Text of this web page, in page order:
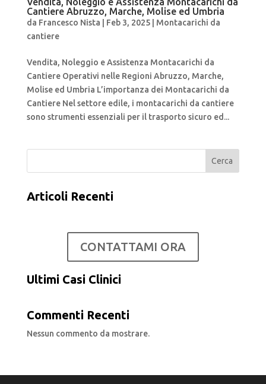
Cantiere Abruzzo, Marche, Molise ed Umbria
da Francesco Nista Feb 3, 2025| Montacarichi da
cantiere
Vendita, Noleggio e Assistenza Montacarichi da
Cantiere Operativi nelle Regioni Abruzzo, Marche,
Molise ed Umbria L’importanza dei Montacarichi da
Cantiere Nel settore edile, i montacarichi da cantiere
sono strumenti essenziali per il trasporto sicuro ed...
Cerca
Articoli Recenti
CONTATTAMI ORA
Ultimi Casi Clinici
Commenti Recenti
Nessun commento da mostrare.